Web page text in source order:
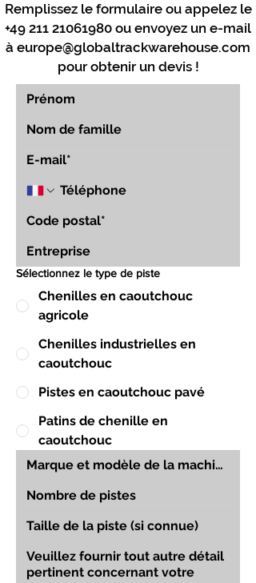
Remplissez le formulaire ou appelez le
+49 211 21061980 ou envoyez un e-mail
à europe@globaltrackwarehouse.com
pour obtenir un devis !
Sélectionnez le type de piste
Chenilles en caoutchouc
agricole
Chenilles industrielles en
caoutchouc
Pistes en caoutchouc pavé
Patins de chenille en
caoutchouc